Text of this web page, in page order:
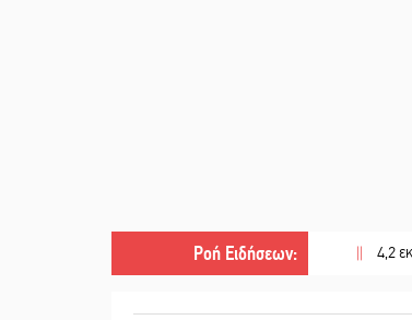
Ροή Ειδήσεων:
|| 4,2 εκατ. ευρώ